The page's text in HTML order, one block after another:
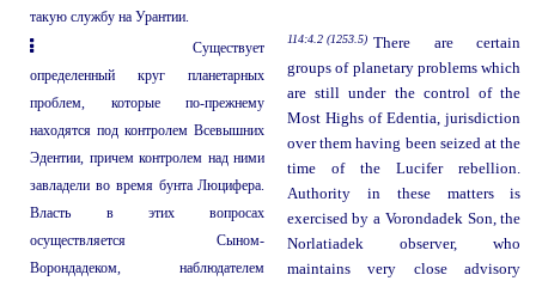
такую службу на Урантии.
Существует
определенный круг планетарных
проблем, которые по-прежнему
находятся под контролем Всевышних
Эдентии, причем контролем над ними
завладели во время бунта Люцифера.
Власть в этих вопросах
осуществляется Сыном-
Ворондадеком, наблюдателем
114:4.2 (1253.5) There are certain
groups of planetary problems which
are still under the control of the
Most Highs of Edentia, jurisdiction
over them having been seized at the
time of the Lucifer rebellion.
Authority in these matters is
exercised by a Vorondadek Son, the
Norlatiadek observer, who
maintains very close advisory